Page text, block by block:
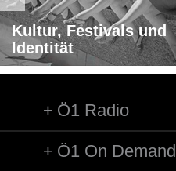
Kultur, Festivals und
Identität
Ö1 Radio
Ö1 On Demand